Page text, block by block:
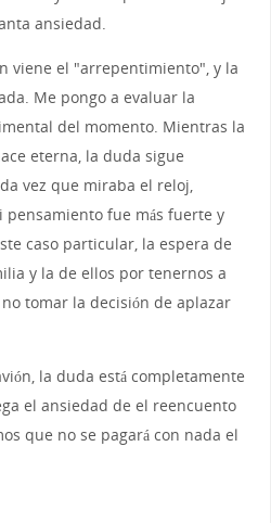
ansiedad.
viene el "arrepentimiento", y la
Me pongo a evaluar la
del momento. Mientras la
eterna, la duda sigue
vez que miraba el reloj,
pensamiento fue más fuerte y
caso particular, la espera de
y la de ellos por tenernos a
tomar la decisión de aplazar
la duda está completamente
el ansiedad de el reencuento
que no se pagará con nada el